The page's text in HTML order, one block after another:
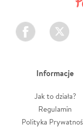
Facebook Twitter
Informacje
Jak to działa?
Regulamin
Polityka